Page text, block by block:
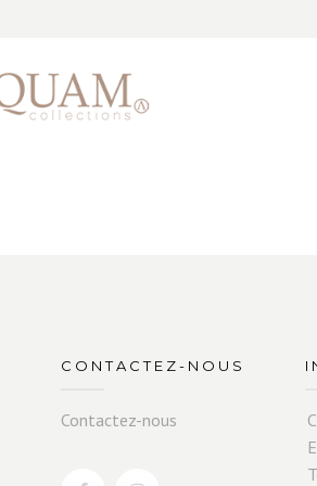
CONTACTEZ-NOUS
Contactez-nous